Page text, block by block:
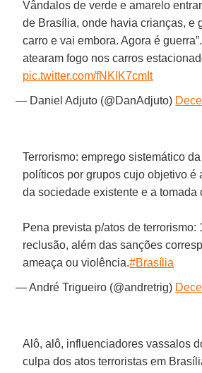
Vândalos de verde e amarelo
de Brasília, onde havia crianças, e
carro e vai embora. Agora é
atearam fogo nos carros
pic.twitter.com/fNKlK7cmIt
— Daniel Adjuto (@DanAdjuto)
Terrorismo: emprego sistemático
políticos por grupos cujo objetivo é
da sociedade existente e a tomada
Pena prevista p/atos de terrorismo:
reclusão, além das sanções
ameaça ou violência.#Brasília
— André Trigueiro (@andretrig)
Alô, alô, influenciadores vassalos
culpa dos atos terroristas em